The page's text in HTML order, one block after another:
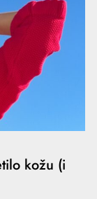
kožu (i